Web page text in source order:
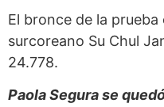
El bronce de la
surcoreano Su Chul
24.778.
Paola Segura se